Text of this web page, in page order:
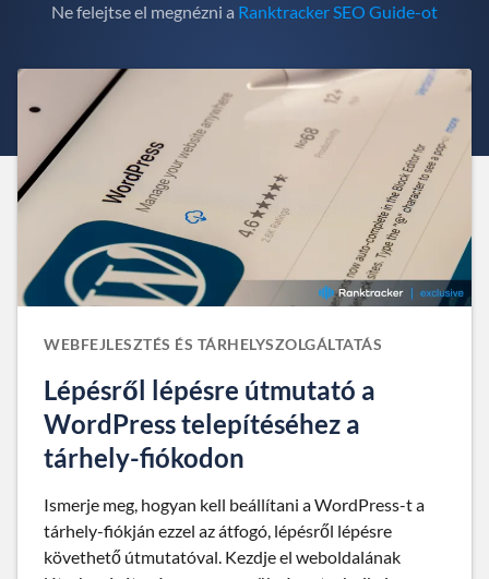
Ne felejtse el megnézni a Ranktracker SEO Guide-ot
WEBFEJLESZTÉS ÉS TÁRHELYSZOLGÁLTATÁS
Lépésről lépésre útmutató a
WordPress telepítéséhez a
tárhely-fiókodon
Ismerje meg, hogyan kell beállítani a WordPress-t a
tárhely-fiókján ezzel az átfogó, lépésről lépésre
követhető útmutatóval. Kezdje el weboldalának